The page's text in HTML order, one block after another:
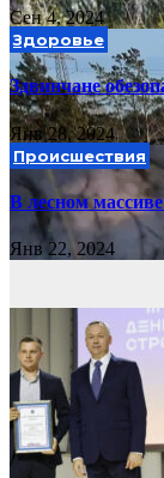
Сен 4, 2024
Здоровье
Здвинчане
Янв 28, 2024
Происшествия
В лесном
Янв 22, 2024